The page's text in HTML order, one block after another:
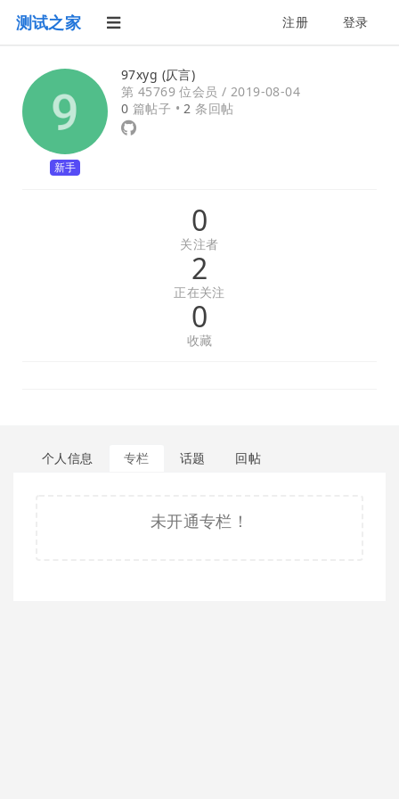
测试之家 注册 登录
新手
97xyg (仄言)
第 45769 位会员 / 2019-08-04
0 篇帖子 •2 条回帖
0
关注者
2
正在关注
0
收藏
个人信息 专栏 话题 回帖
未开通专栏！